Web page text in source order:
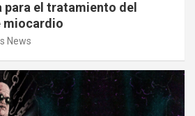
para el tratamiento del
miocardio
News